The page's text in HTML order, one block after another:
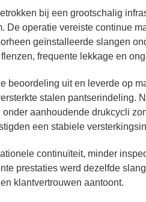
bij een grootschalig
De operatie vereiste continue
geïnstalleerde slangen
frequente lekkage en
beoordeling uit en leverde op
stalen pantserindeling.
aanhoudende drukcycli
een stabiele
continuïteit, minder
prestaties werd dezelfde
klantvertrouwen aantoont.